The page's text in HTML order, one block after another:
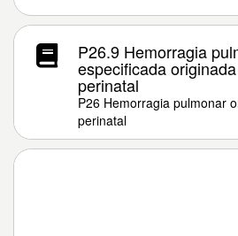
P26.9 Hemorragia
especificada
perinatal
P26 Hemorragia pulmonar
perinatal